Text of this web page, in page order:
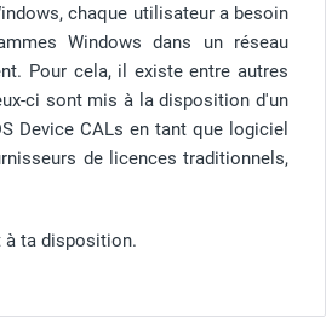
chaque utilisateur a besoin
Windows dans un réseau
Pour cela, il existe entre autres
ci sont mis à la disposition d'un
Device CALs en tant que logiciel
de licences traditionnels,
à ta disposition.